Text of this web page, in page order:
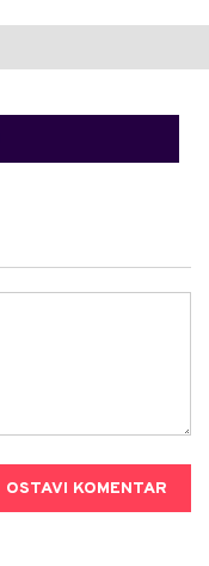
OSTAVI KOMENTAR